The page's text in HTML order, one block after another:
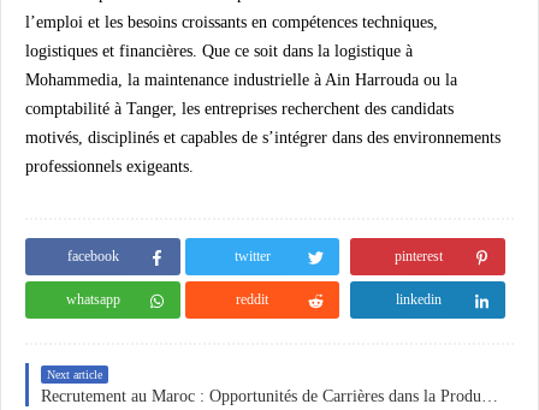
l’emploi et les besoins croissants en compétences techniques,
logistiques et financières. Que ce soit dans la logistique à
Mohammedia, la maintenance industrielle à Ain Harrouda ou la
comptabilité à Tanger, les entreprises recherchent des candidats
motivés, disciplinés et capables de s’intégrer dans des environnements
professionnels exigeants.
facebook twitter pinterest
whatsapp reddit linkedin
Next article